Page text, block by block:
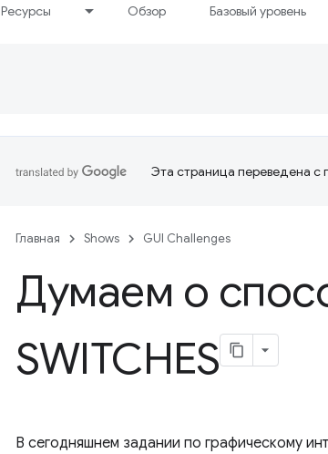
Ресурсы Обзор Базовый уровень
Эта страница переведена с
Главная Shows GUI Challenges
Думаем о
SWITCHES
В сегодняшнем задании по графическому